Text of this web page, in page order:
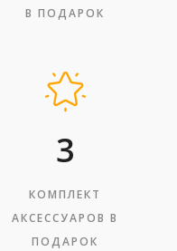
В ПОДАРОК
3
КОМПЛЕКТ
АКСЕССУАРОВ В
ПОДАРОК